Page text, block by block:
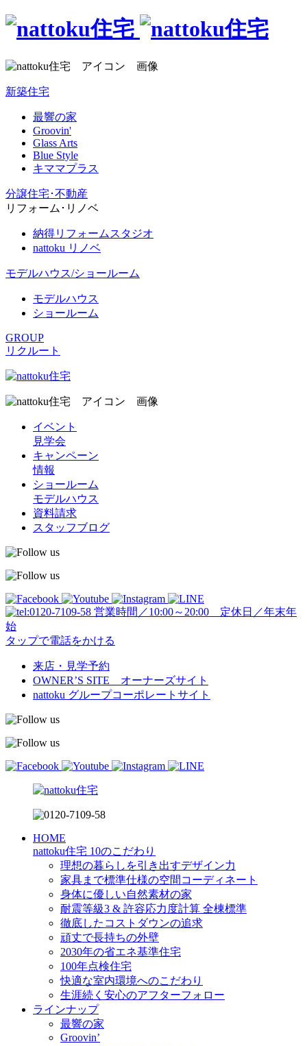
新築住宅
最響の家
Groovin'
Glass Arts
Blue Style
キママプラス
分譲住宅･不動産
リフォーム･リノベ
納得リフォームスタジオ
nattoku リノベ
モデルハウス/ショールーム
モデルハウス
ショールーム
GROUP
リクルート
イベント
見学会
キャンペーン
情報
ショールーム
モデルハウス
資料請求
スタッフブログ
営業時間／10:00～20:00 定休日／年末年
始
タップで電話をかける
来店・見学予約
OWNER’S SITE オーナーズサイト
nattoku グループコーポレートサイト
HOME
nattoku住宅 10のこだわり
理想の暮らしを引き出すデザイン力
家具まで標準仕様の空間コーディネート
身体に優しい自然素材の家
耐震等級3 & 許容応力度計算 全棟標準
徹底したコストダウンの追求
頑丈で長持ちの外壁
2030年の省エネ基準住宅
100年点検住宅
快適な室内環境へのこだわり
生涯続く安心のアフターフォロー
ラインナップ
最響の家
Groovin’